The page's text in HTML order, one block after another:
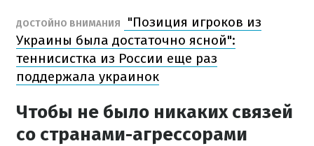
ДОСТОЙНО ВНИМАНИЯ
"Позиция игроков из
Украины была достаточно ясной":
теннисистка из России еще раз
поддержала украинок
Чтобы не было никаких связей
со странами-агрессорами